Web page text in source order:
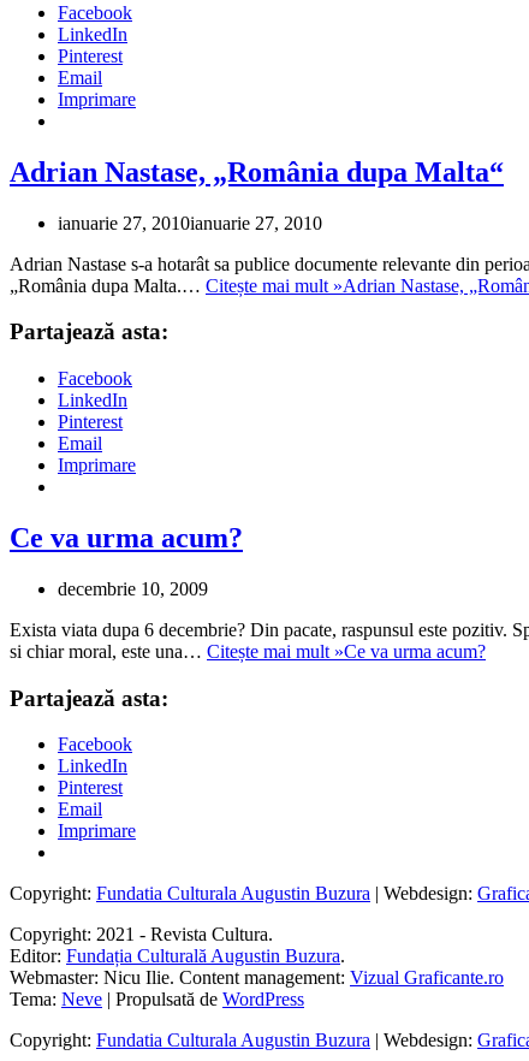
Facebook
LinkedIn
Pinterest
Email
Imprimare
Adrian Nastase, „România dupa Malta“
ianuarie 27, 2010ianuarie 27, 2010
Adrian Nastase s-a hotarât sa publice documente relevante din
„România dupa Malta.… Citește mai mult »Adrian Nastase,
Partajează asta:
Facebook
LinkedIn
Pinterest
Email
Imprimare
Ce va urma acum?
decembrie 10, 2009
Exista viata dupa 6 decembrie? Din pacate, raspunsul este pozitiv.
si chiar moral, este una… Citește mai mult »Ce va urma acum?
Partajează asta:
Facebook
LinkedIn
Pinterest
Email
Imprimare
Copyright: Fundatia Culturala Augustin Buzura | Webdesign:
Copyright: 2021 - Revista Cultura.
Editor: Fundația Culturală Augustin Buzura.
Webmaster: Nicu Ilie. Content management: Vizual Graficante.ro
Tema: Neve | Propulsată de WordPress
Copyright: Fundatia Culturala Augustin Buzura | Webdesign: